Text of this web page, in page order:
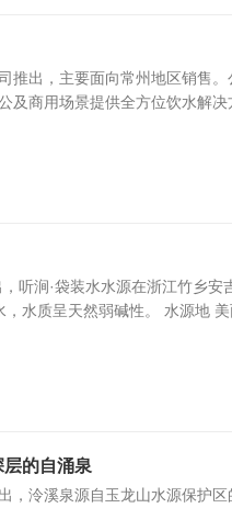
推出，主要面向常州地区销售
及商用场景提供全方位饮水解
听涧·袋装水水源在浙江竹乡安
水质呈天然弱碱性。 水源地
的自涌泉
，泠溪泉源自玉龙山水源保护区